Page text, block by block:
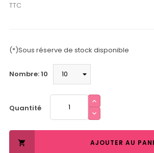
TTC
(*)Sous réserve de stock disponible
Nombre: 10
Quantité
 AJOUTER AU